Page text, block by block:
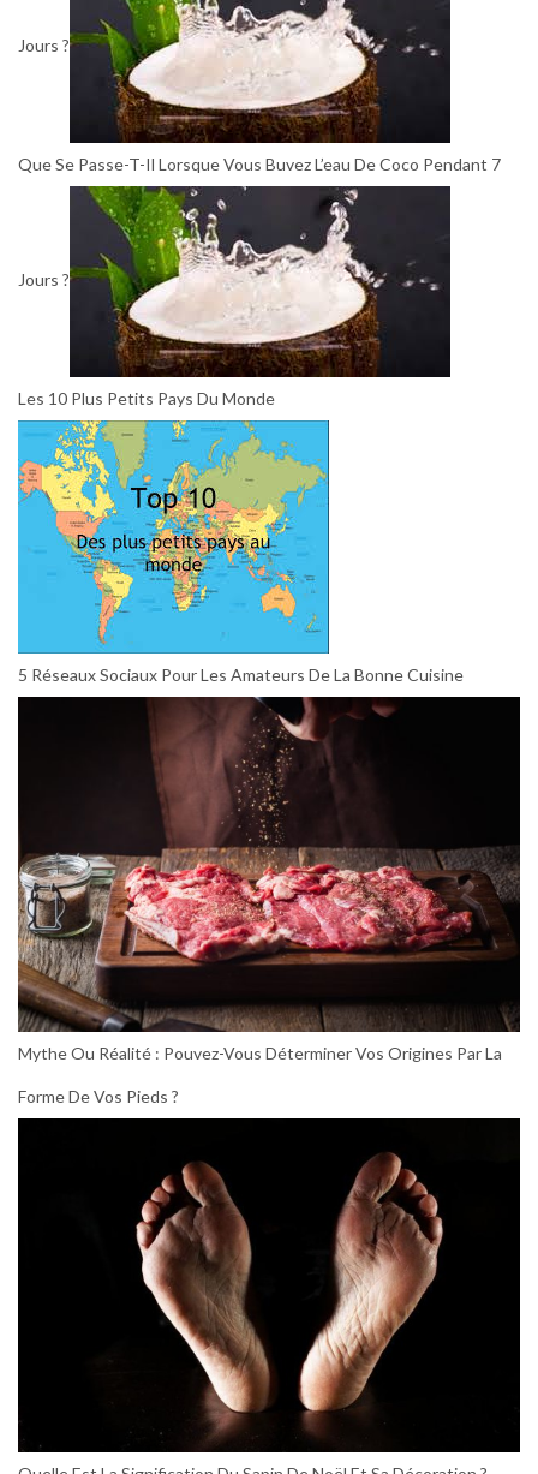
Jours ?
Que Se Passe-T-Il Lorsque Vous Buvez L’eau De Coco Pendant 7
Jours ?
Les 10 Plus Petits Pays Du Monde
5 Réseaux Sociaux Pour Les Amateurs De La Bonne Cuisine
Mythe Ou Réalité : Pouvez-Vous Déterminer Vos Origines Par La
Forme De Vos Pieds ?